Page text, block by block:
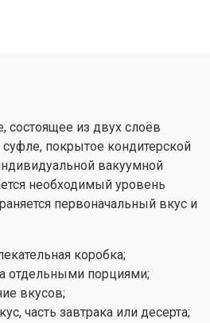
состоящее из двух слоёв
суфле, покрытое кондитерской
вакуумной
необходимый уровень
первоначальный вкус и
коробка;
отдельными порциями;
вкусов;
часть завтрака или десерта;